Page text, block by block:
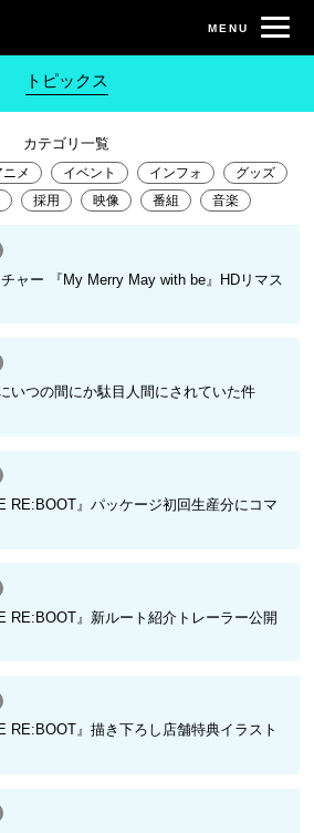
トピックス
カテゴリ一覧
ニメ イベント インフォ
グッズ
採用 映像 番組 音楽
チャー 『My Merry May with be』HDリマス
いつの間にか駄目人間にされていた件
RE:BOOT』パッケージ初回生産分にコマ
RE:BOOT』新ルート紹介トレーラー公開
RE:BOOT』描き下ろし店舗特典イラスト